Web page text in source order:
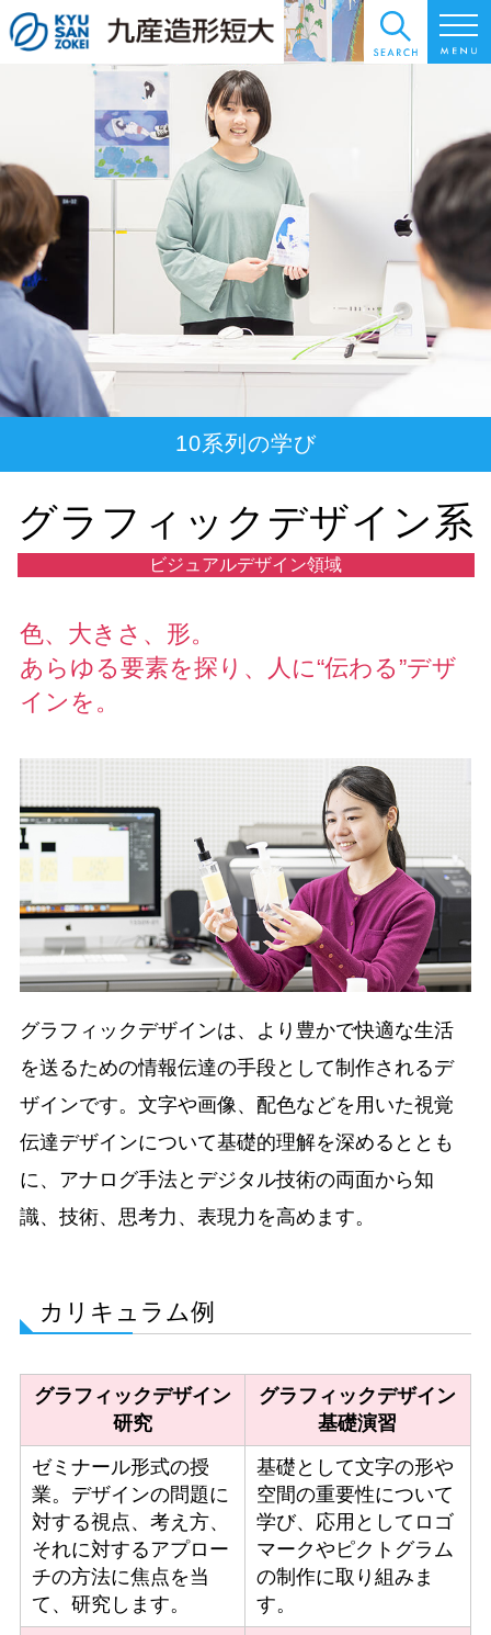
10系列の学び
グラフィックデザイン系
ビジュアルデザイン領域
色、大きさ、形。
あらゆる要素を探り、人に“伝わる”デザ
インを。
グラフィックデザインは、より豊かで快適な生活
を送るための情報伝達の手段として制作されるデ
ザインです。文字や画像、配色などを用いた視覚
伝達デザインについて基礎的理解を深めるととも
に、アナログ手法とデジタル技術の両面から知
識、技術、思考力、表現力を高めます。
カリキュラム例
グラフィックデザイン
研究
グラフィックデザイン
基礎演習
ゼミナール形式の授
業。デザインの問題に
対する視点、考え方、
それに対するアプロー
チの方法に焦点を当
て、研究します。
基礎として文字の形や
空間の重要性について
学び、応用としてロゴ
マークやピクトグラム
の制作に取り組みま
す。